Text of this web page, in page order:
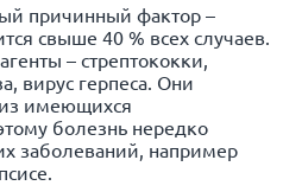
причинный фактор –
свыше 40 % всех случаев.
– стрептококки,
вирус герпеса. Они
имеющихся
болезнь нередко
заболеваний, например